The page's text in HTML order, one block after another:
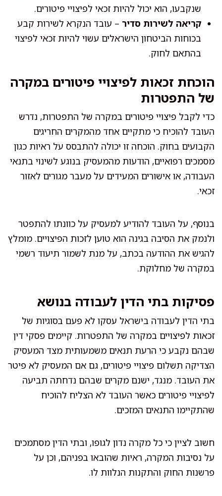
שנקבעו, הוא יכול להיות זכאי לפיצויי פיטורים.
קריאה לשירות סדיר – עובד הנקרא לשירות קבע
בכוחות הביטחון הישראלים עשוי להיות זכאי לפיצוי
בהתאם לחוק.
הוכחת זכאות לפיצויי פיטורים במקרה
של התפטרות
כדי לקבל פיצויי פיטורים במקרה של התפטרות, נדרש
העובד להוכיח כי מתקיים אחד מהמקרים החריגים
הקבועים בחוק. הוכחה זו יכולה להתבסס על ראיות כגון
מסמכים רפואיים, הודעות מהמעסיק בנוגע לשינוי בתנאי
העבודה, או אישורים המעידים על מעבר מגורים לאזור
זכאי.
בנוסף, על העובד להודיע למעסיק על כוונתו להתפטר
ולנמק את הסיבה בגינה הוא טוען לזכות הפיצויים. מומלץ
להגיש את ההודעה בכתב, על מנת לשמור תיעוד רשמי
במקרה של מחלוקת.
פסיקות בתי הדין לעבודה בנושא
בתי הדין לעבודה בישראל עסקו לא פעם בסוגיות של
זכאות לפיצויים במקרה של התפטרות. קיימים פסקי דין
שבהם נקבע כי הרעת תנאים משמעותית מצד המעסיק
הצדיקה תשלום פיצויי פיטורים, גם אם המעסיק לא פיטר
את העובד. מנגד, ישנם מקרים שבהם נדחתה תביעה
לפיצויי פיטורים כאשר העובד לא הצליח להוכיח
שהתקיימו התנאים המזכים.
חשוב לציין כי כל מקרה נדון לגופו, ובתי הדין מסתמכים
על נסיבות המקרה, ראיות שהובאו בפניהם, וכן על
פרשנות החוק והתקנות הנלוות לו.